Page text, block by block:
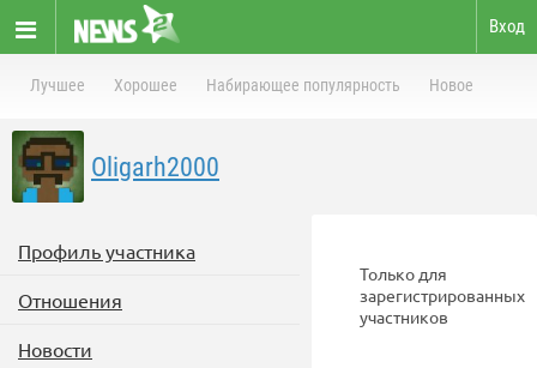
Вход
Лучшее Хорошее Набирающее популярность Новое
Oligarh2000
Профиль участника
Отношения
Новости
Только для
зарегистрированных
участников